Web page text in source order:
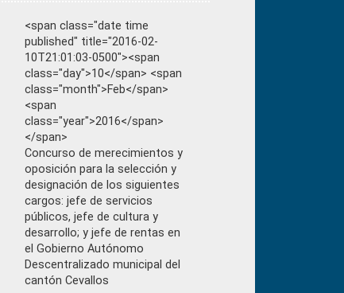
<span class="date time
published" title="2016-02-
10T21:01:03-0500"><span
class="day">10</span> <span
class="month">Feb</span>
<span
class="year">2016</span>
</span>
Concurso de merecimientos y
oposición para la selección y
designación de los siguientes
cargos: jefe de servicios
públicos, jefe de cultura y
desarrollo; y jefe de rentas en
el Gobierno Autónomo
Descentralizado municipal del
cantón Cevallos